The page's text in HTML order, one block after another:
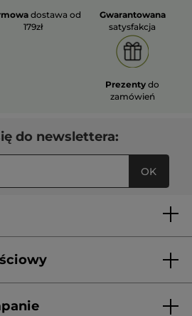
dostawa od
179zł
Gwarantowana
satysfakcja
Prezenty do
zamówień
do newslettera:
OK